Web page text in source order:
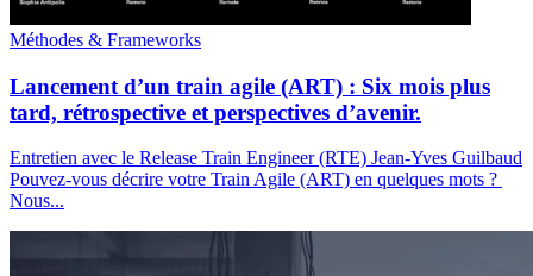
Méthodes & Frameworks
Lancement d’un train agile (ART) : Six mois plus
tard, rétrospective et perspectives d’avenir.
Entretien avec le Release Train Engineer (RTE) Jean-Yves Guilbaud
Pouvez-vous décrire votre Train Agile (ART) en quelques mots ?
Nous...